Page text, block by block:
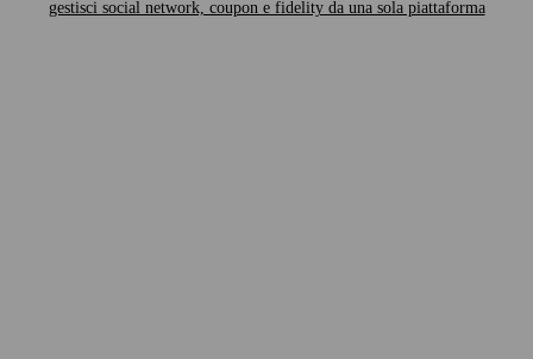
gestisci social network, coupon e fidelity da una sola piattaforma